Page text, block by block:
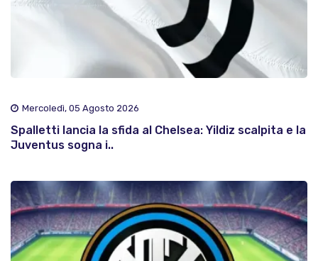
Mercoledì, 05 Agosto 2026
Spalletti lancia la sfida al Chelsea: Yildiz scalpita e la
Juventus sogna i..